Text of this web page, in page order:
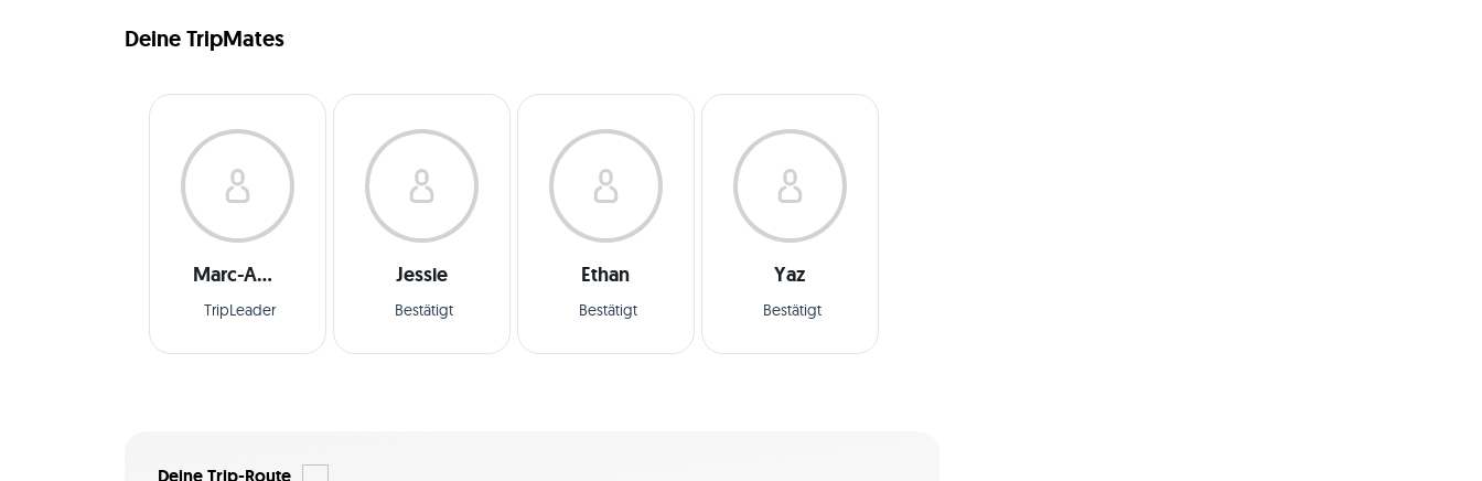
Deine TripMates
Marc-Anton
TripLeader
Jessie
Bestätigt
Ethan
Bestätigt
Yaz
Bestätigt
Deine Trip-Route